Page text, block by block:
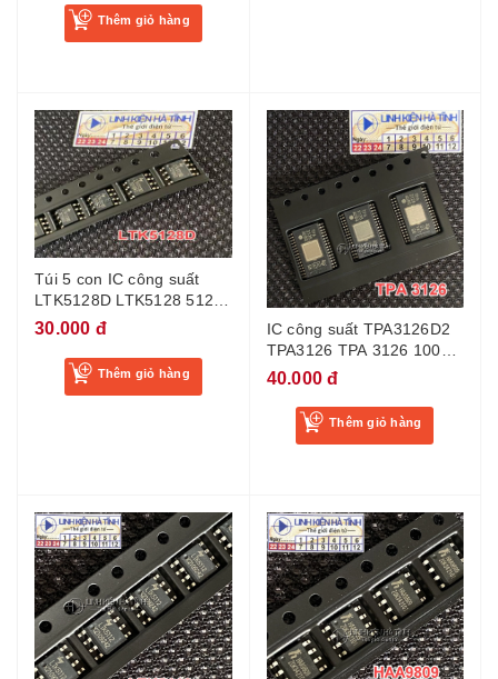
AA16
Thêm giỏ hàng
Túi 5 con IC công suất
LTK5128D LTK5128 5128
SOP-8 5W
30.000 đ
Thêm giỏ hàng
IC công suất TPA3126D2
TPA3126 TPA 3126 100W
dùng cho loa kéo
40.000 đ
Thêm giỏ hàng